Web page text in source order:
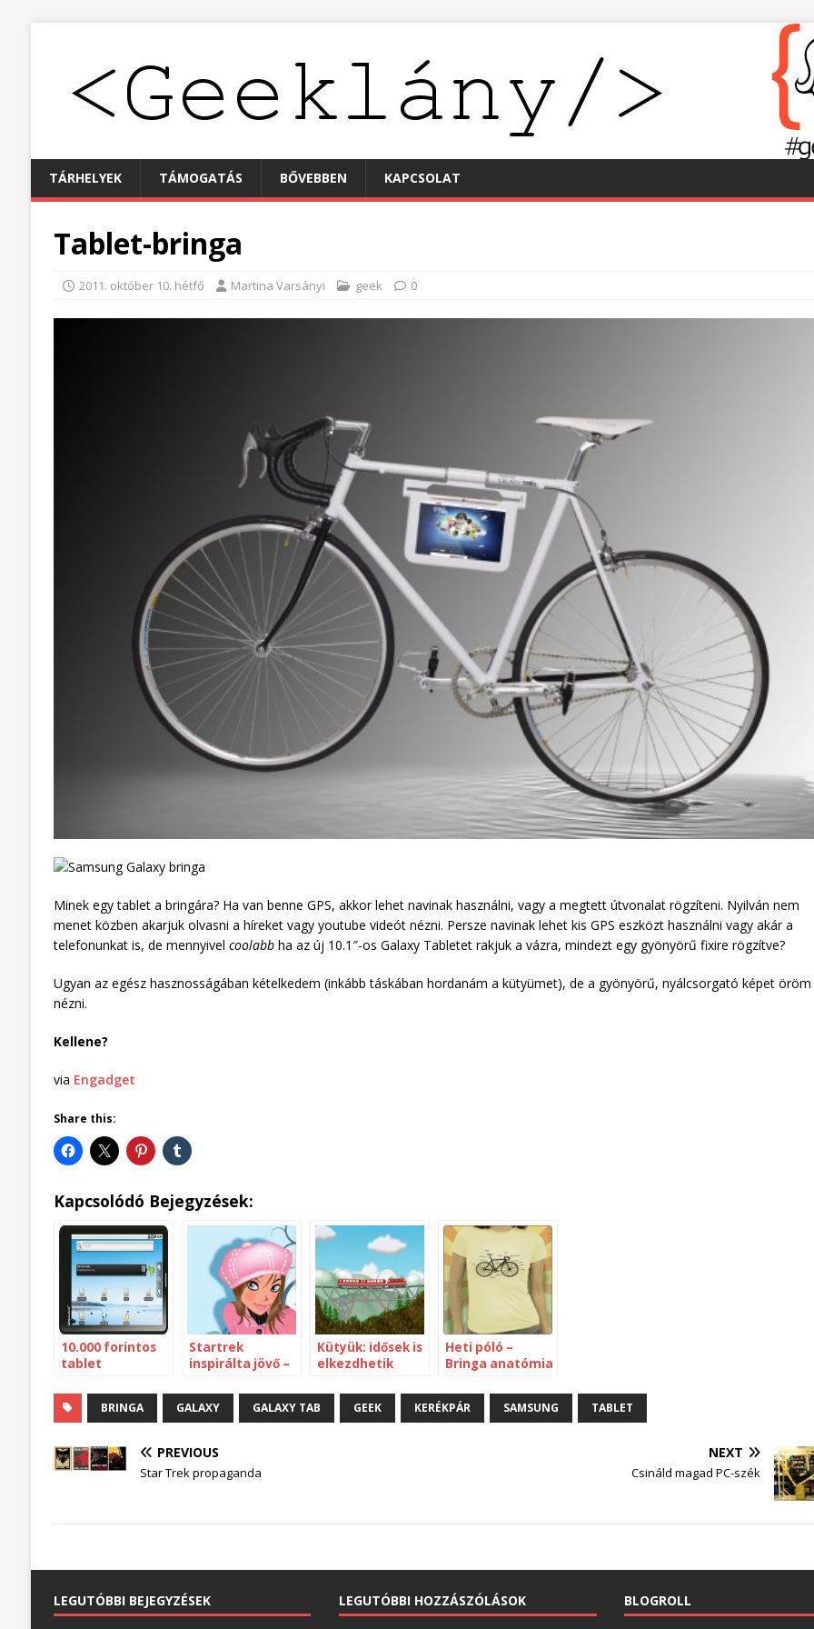
TÁRHELYEK TÁMOGATÁS BŐVEBBEN KAPCSOLAT
Tablet-bringa
2011. október 10. hétfő Martina Varsányi geek 0
Minek egy tablet a bringára? Ha van benne GPS, akkor lehet navinak használni, vagy a megtett útvonalat rögzíteni. Nyilván nem
menet közben akarjuk olvasni a híreket vagy youtube videót nézni. Persze navinak lehet kis GPS eszközt használni vagy akár a
telefonunkat is, de mennyivel coolabbha az új 10.1″-os Galaxy Tabletet rakjuk a vázra, mindezt egy gyönyörű fixire rögzítve?
Ugyan az egész hasznosságában kételkedem (inkább táskában hordanám a kütyümet), de a gyönyörű, nyálcsorgató képet öröm
nézni.
Kellene?
via Engadget
Share this:
Kapcsolódó Bejegyzések:
10.000 forintos
tablet
Startrek
inspirálta jövő –
Kütyük: idősek is
elkezdhetik
Heti póló –
Bringa anatómia
BRINGA GALAXY GALAXY TAB GEEK KERÉKPÁR SAMSUNG TABLET
PREVIOUS
Star Trek propaganda
NEXT
Csináld magad PC-szék
LEGUTÓBBI BEJEGYZÉSEK LEGUTÓBBI HOZZÁSZÓLÁSOK BLOGROLL